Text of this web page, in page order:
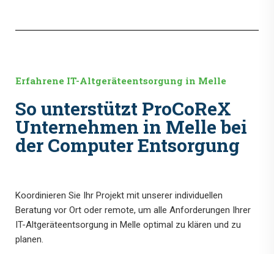
Erfahrene IT-Altgeräteentsorgung in Melle
So unterstützt ProCoReX
Unternehmen in Melle bei
der Computer Entsorgung
Koordinieren Sie Ihr Projekt mit unserer individuellen
Beratung vor Ort oder remote, um alle Anforderungen Ihrer
IT-Altgeräteentsorgung in Melle optimal zu klären und zu
planen.